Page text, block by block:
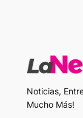
Noticias,
Mucho Más!